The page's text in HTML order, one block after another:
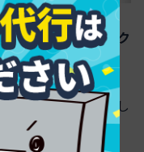
制作ではビジネスク
」方法です。理由
割が明確だからで
信販会社がプロとし